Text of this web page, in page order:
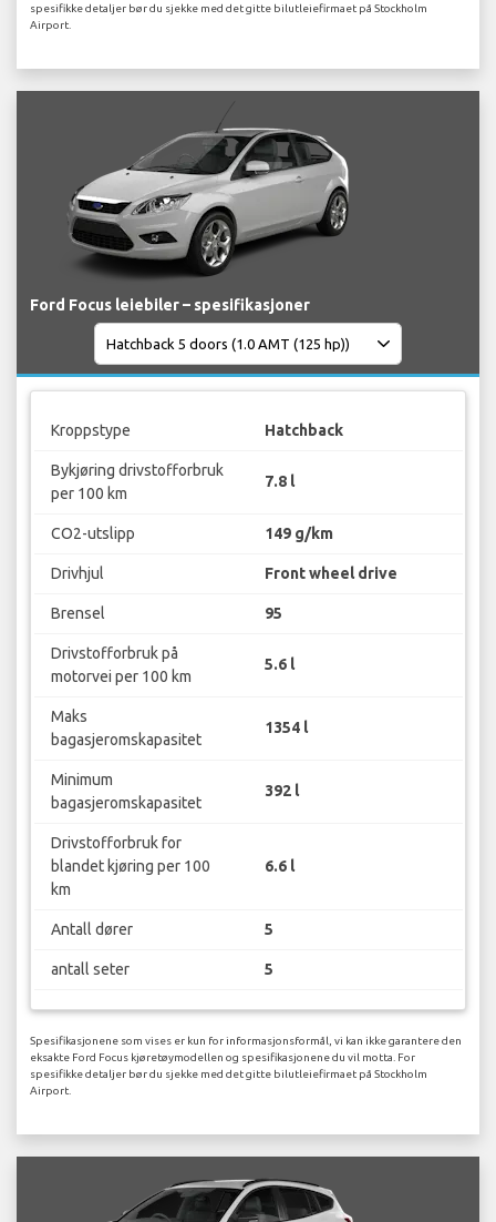
spesifikke detaljer bør du sjekke med det gitte bilutleiefirmaet på Stockholm
Airport.
Ford Focus leiebiler – spesifikasjoner
Kroppstype Hatchback
Bykjøring drivstofforbruk
per 100 km
7.8 l
CO2-utslipp 149 g/km
Drivhjul Front wheel drive
Brensel 95
Drivstofforbruk på
motorvei per 100 km
5.6 l
Maks
bagasjeromskapasitet
1354 l
Minimum
bagasjeromskapasitet
392 l
Drivstofforbruk for
blandet kjøring per 100
km
6.6 l
Antall dører 5
antall seter 5
Spesifikasjonene som vises er kun for informasjonsformål, vi kan ikke garantere den
eksakte Ford Focus kjøretøymodellen og spesifikasjonene du vil motta. For
spesifikke detaljer bør du sjekke med det gitte bilutleiefirmaet på Stockholm
Airport.